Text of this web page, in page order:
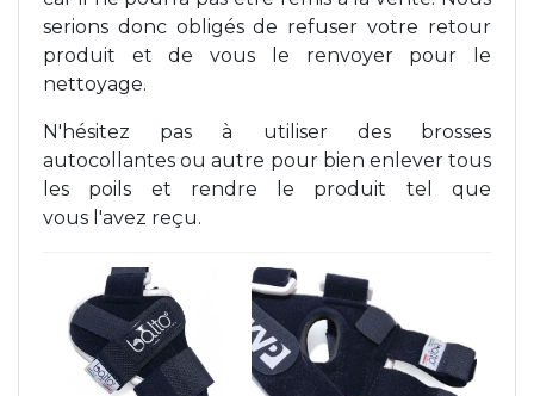
serions donc obligés de refuser votre retour
produit et de vous le renvoyer pour le
nettoyage.
N'hésitez pas à utiliser des brosses
autocollantes ou autre pour bien enlever tous
les poils et rendre le produit tel que
vous l'avez reçu.